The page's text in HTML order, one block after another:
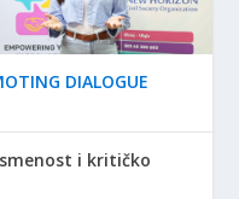
DIALOGUE
i kritičko